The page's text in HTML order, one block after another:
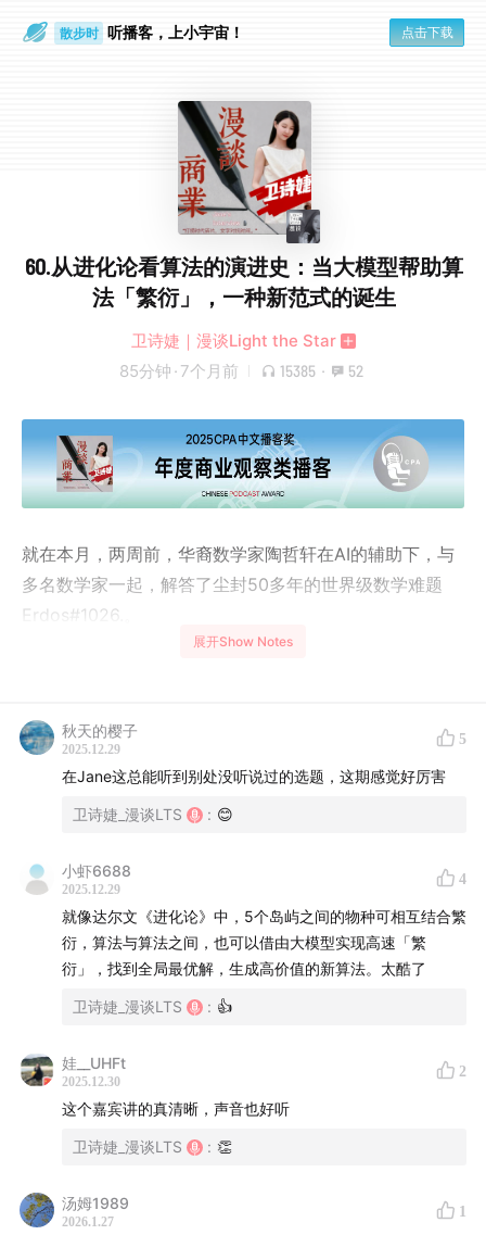
散步时 听播客，上小宇宙！ 点击下载
60.从进化论看算法的演进史：当大模型帮助算
法「繁衍」，一种新范式的诞生
卫诗婕｜漫谈Light the Star
85分钟 · 7个月前 15385 · 52
就在本月，两周前，华裔数学家陶哲轩在AI的辅助下，与
多名数学家一起，解答了尘封50多年的世界级数学难题
Erdos#1026.。
（LLM）的进化算法编码智能体
（Evolutionary Coding
Agent）。
AlphaEvolve 背后，是大模型让算法实现自进化的一种新
而在中国，同样前沿的研究也正在进行，算法智能体，也
悄然在各行业落地。
算法本质是数学问题，这就来到了大模型的舒适区。
本期嘉宾安南毕业于清华自动化专业，他将为我们
梳理算
法的演进史，以及在当下的大模型时代，算法的自演进机
制将会如何改造社会的生产力和生产关系
这期的话题有一定的专业性，不过不用担心，我们将延续
商漫一贯的风格，把一项艰深的技术讲得通俗易懂和有
展开Show Notes
秋天的樱子
2025.12.29
5
在Jane这总能听到别处没听说过的选题，这期感觉好厉害
卫诗婕_漫谈LTS : 😊
小虾6688
2025.12.29
4
就像达尔文《进化论》中，5个岛屿之间的物种可相互结合繁
衍，算法与算法之间，也可以借由大模型实现高速「繁
衍」，找到全局最优解，生成高价值的新算法。太酷了
卫诗婕_漫谈LTS : 👍
娃__UHFt
2025.12.30
2
这个嘉宾讲的真清晰，声音也好听
卫诗婕_漫谈LTS : 👏
汤姆1989
2026.1.27
1